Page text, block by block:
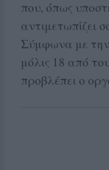
που, όπως
αντιμετωπίζει
Σύμφωνα με
μόλις 18 από
προβλέπει ο